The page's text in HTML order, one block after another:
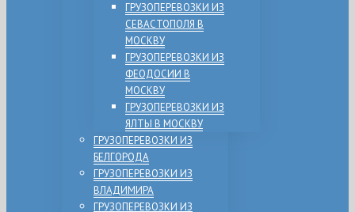
ГРУЗОПЕРЕВОЗКИ ИЗ
СЕВАСТОПОЛЯ В
МОСКВУ
ГРУЗОПЕРЕВОЗКИ ИЗ
ФЕОДОСИИ В
МОСКВУ
ГРУЗОПЕРЕВОЗКИ ИЗ
ЯЛТЫ В МОСКВУ
ГРУЗОПЕРЕВОЗКИ ИЗ
БЕЛГОРОДА
ГРУЗОПЕРЕВОЗКИ ИЗ
ВЛАДИМИРА
ГРУЗОПЕРЕВОЗКИ ИЗ